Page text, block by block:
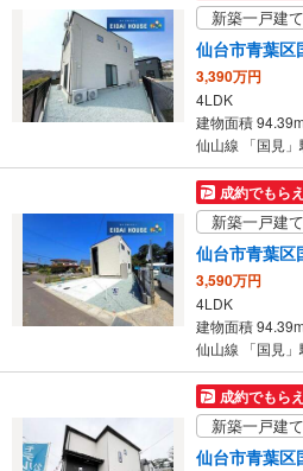
新築一戸建て
仙台市青葉区
3,390万円
4LDK
建物面積 94.39m
仙山線 「国見
成約でもら
新築一戸建て
仙台市青葉区
3,590万円
4LDK
建物面積 94.39m
仙山線 「国見
成約でもら
新築一戸建て
仙台市青葉区